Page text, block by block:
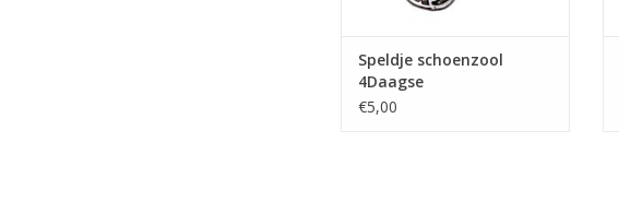
Speldje schoenzool
4Daagse
€5,00